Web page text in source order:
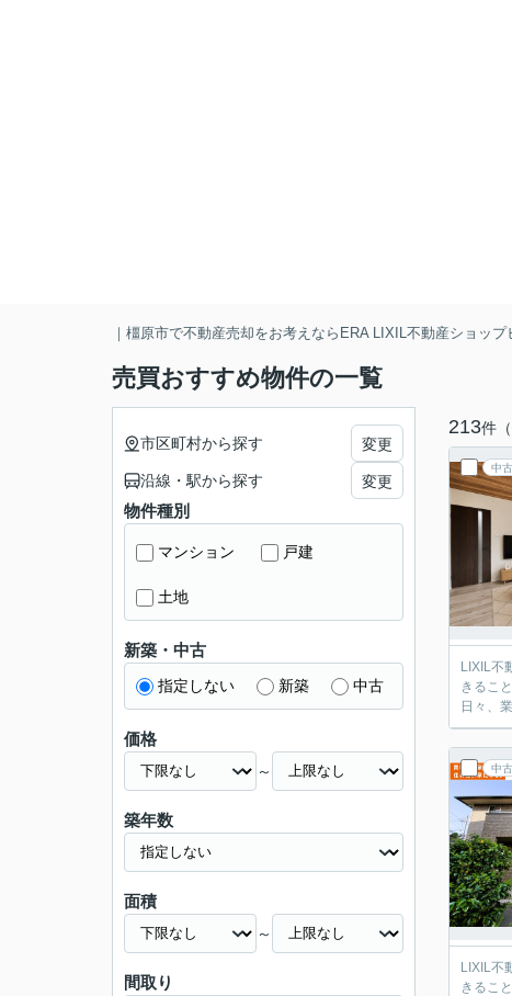
｜橿原市で不動産売却をお考えならERA LIXIL不動産ショップ
売買おすすめ物件の一覧
213件
中
LIXIL不動産シ
きること
日々、
中
LIXIL不動産シ
きること
市区町村から探す 変更
沿線・駅から探す 変更
物件種別
マンション 戸建
土地
新築・中古
指定しない 新築 中古
価格
～
築年数
面積
～
間取り